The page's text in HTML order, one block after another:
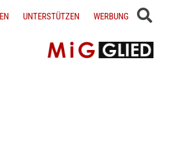
UNTERSTÜTZEN WERBUNG